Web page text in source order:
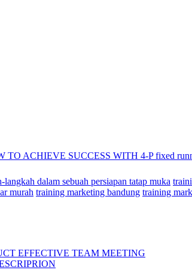
TO ACHIEVE SUCCESS WITH 4-P fixed
dalam sebuah persiapan tatap muka
murah training marketing bandung training
EFFECTIVE TEAM MEETING